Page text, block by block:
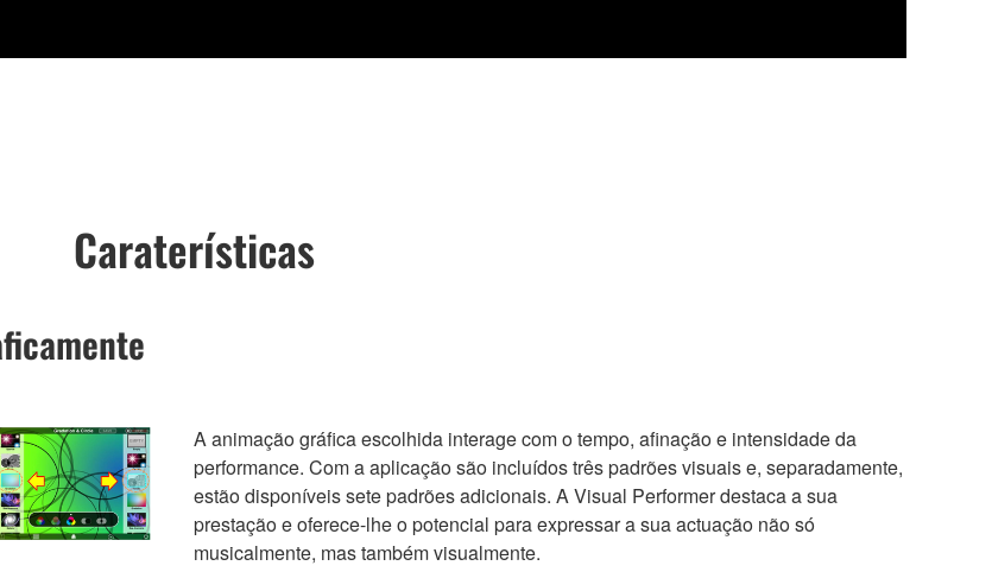
Caraterísticas
A animação gráfica escolhida interage com o tempo, afinação e intensidade da
performance. Com a aplicação são incluídos três padrões visuais e, separadamente,
estão disponíveis sete padrões adicionais. A Visual Performer destaca a sua
prestação e oferece-lhe o potencial para expressar a sua actuação não só
musicalmente, mas também visualmente.